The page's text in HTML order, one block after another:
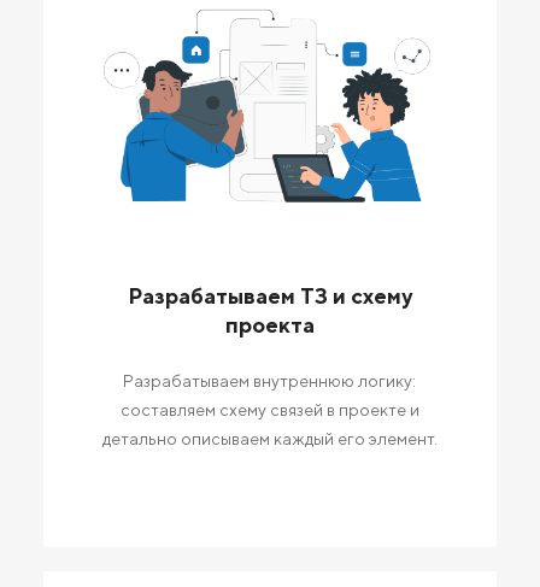
Разрабатываем ТЗ и схему
проекта
Разрабатываем внутреннюю логику:
составляем схему связей в проекте и
детально описываем каждый его элемент.